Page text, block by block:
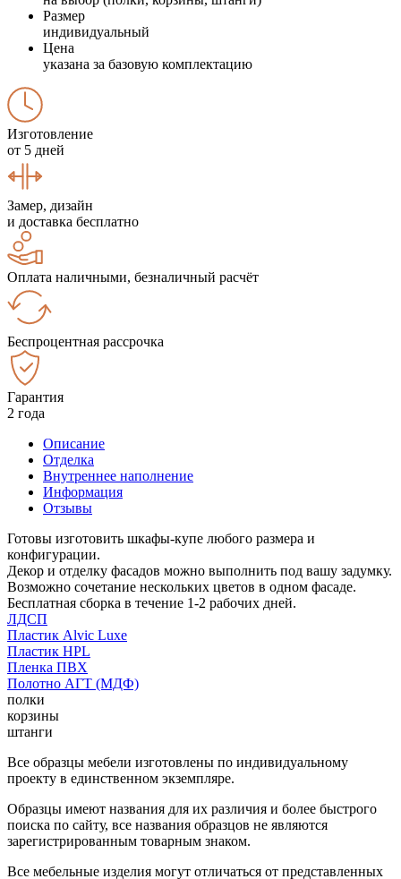
Размер
индивидуальный
Цена
указана за базовую комплектацию
Изготовление
от 5 дней
Замер, дизайн
и доставка бесплатно
Оплата наличными, безналичный расчёт
Беспроцентная рассрочка
Гарантия
2 года
Описание
Отделка
Внутреннее наполнение
Информация
Отзывы
Готовы изготовить шкафы-купе любого размера и
конфигурации.
Декор и отделку фасадов можно выполнить под вашу задумку.
Возможно сочетание нескольких цветов в одном фасаде.
Бесплатная сборка в течение 1-2 рабочих дней.
ЛДСП
Пластик Alvic Luxe
Пластик HPL
Пленка ПВХ
Полотно АГТ (МДФ)
полки
корзины
штанги
Все образцы мебели изготовлены по индивидуальному
проекту в единственном экземпляре.
Образцы имеют названия для их различия и более быстрого
поиска по сайту, все названия образцов не являются
зарегистрированным товарным знаком.
Все мебельные изделия могут отличаться от представленных